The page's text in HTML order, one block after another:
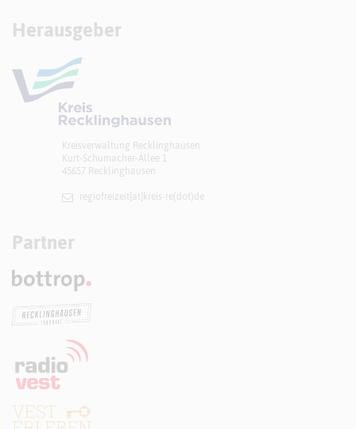
Herausgeber
Kreisverwaltung Recklinghausen
Kurt-Schumacher-Allee 1
45657 Recklinghausen
regiofreizeit[at]​kreis-re(dot)de
Partner